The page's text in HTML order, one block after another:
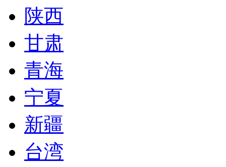
陕西
甘肃
青海
宁夏
新疆
台湾